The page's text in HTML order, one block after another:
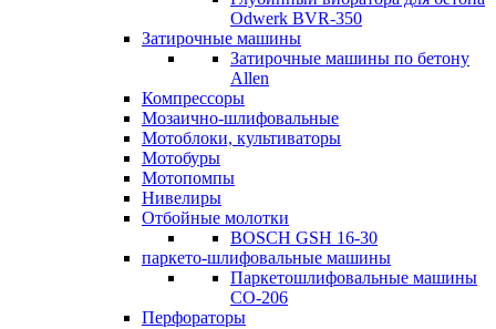
Odwerk BVR-350
Затирочные машины
Затирочные машины по бетону
Allen
Компрессоры
Мозаично-шлифовальные
Мотоблоки, культиваторы
Мотобуры
Мотопомпы
Нивелиры
Отбойные молотки
BOSCH GSH 16-30
паркето-шлифовальные машины
Паркетошлифовальные машины
СО-206
Перфораторы